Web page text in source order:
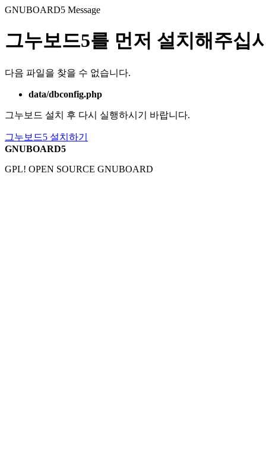
GNUBOARD5 Message
그누보드5를 먼저 설치해주십
다음 파일을 찾을 수 없습니다.
data/dbconfig.php
그누보드 설치 후 다시 실행하시기 바랍니다.
그누보드5 설치하기
GNUBOARD5
GPL! OPEN SOURCE GNUBOARD